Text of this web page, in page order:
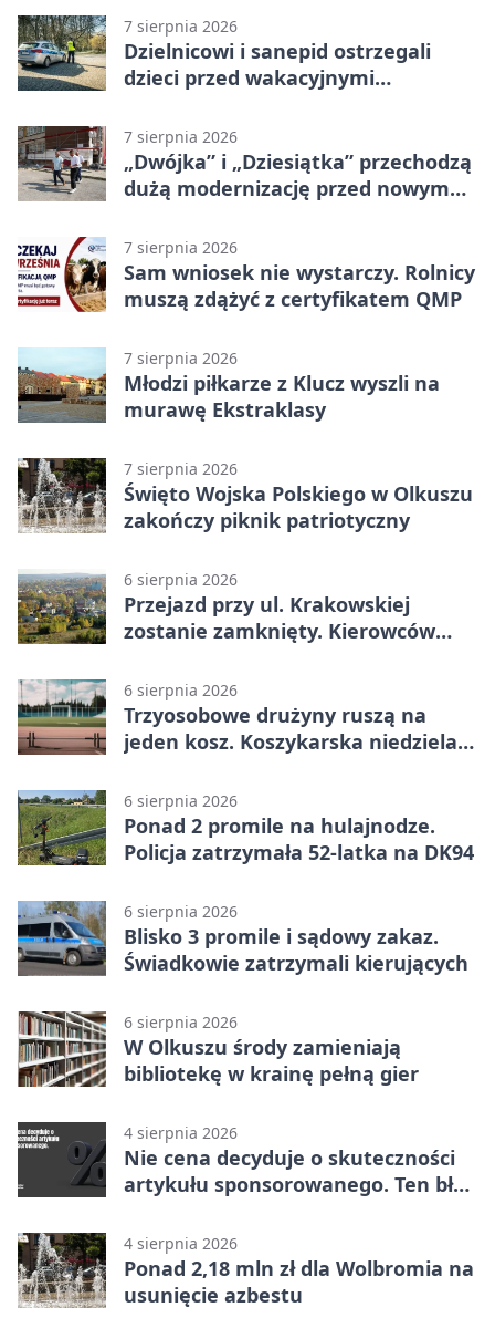
7 sierpnia 2026
Dzielnicowi i sanepid ostrzegali
dzieci przed wakacyjnymi
7 sierpnia 2026
„Dwójka” i „Dziesiątka” przechodzą
dużą modernizację przed nowym
7 sierpnia 2026
Sam wniosek nie wystarczy. Rolnicy
muszą zdążyć z certyfikatem QMP
7 sierpnia 2026
Młodzi piłkarze z Klucz wyszli na
murawę Ekstraklasy
7 sierpnia 2026
Święto Wojska Polskiego w Olkuszu
zakończy piknik patriotyczny
6 sierpnia 2026
Przejazd przy ul. Krakowskiej
zostanie zamknięty. Kierowców
6 sierpnia 2026
Trzyosobowe drużyny ruszą na
jeden kosz. Koszykarska niedziela
6 sierpnia 2026
Ponad 2 promile na hulajnodze.
Policja zatrzymała 52-latka na DK94
6 sierpnia 2026
Blisko 3 promile i sądowy zakaz.
Świadkowie zatrzymali kierujących
6 sierpnia 2026
W Olkuszu środy zamieniają
bibliotekę w krainę pełną gier
4 sierpnia 2026
Nie cena decyduje o skuteczności
artykułu sponsorowanego. Ten błąd
4 sierpnia 2026
Ponad 2,18 mln zł dla Wolbromia na
usunięcie azbestu